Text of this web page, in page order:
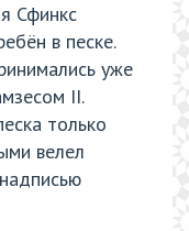
Сфинкс
в песке.
уже
II.
только
велел